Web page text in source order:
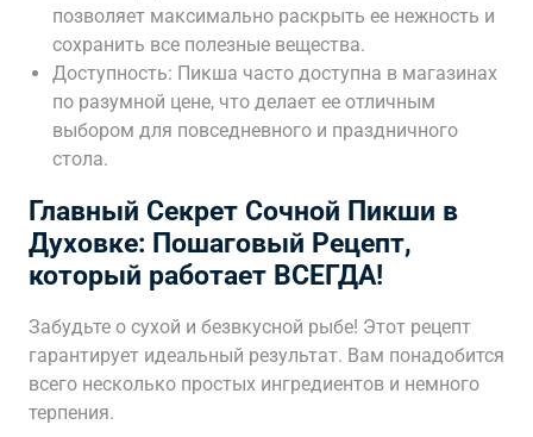
позволяет максимально раскрыть ее нежность и
сохранить все полезные вещества.
Доступность: Пикша часто доступна в магазинах
по разумной цене, что делает ее отличным
выбором для повседневного и праздничного
стола.
Главный Секрет Сочной Пикши в
Духовке: Пошаговый Рецепт,
который работает ВСЕГДА!
Забудьте о сухой и безвкусной рыбе! Этот рецепт
гарантирует идеальный результат. Вам понадобится
всего несколько простых ингредиентов и немного
терпения.